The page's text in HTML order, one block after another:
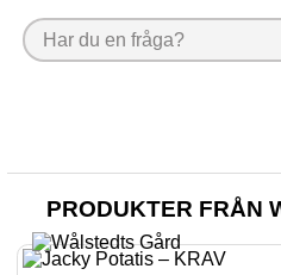
Har du en fråga?
PRODUKTER FRÅN